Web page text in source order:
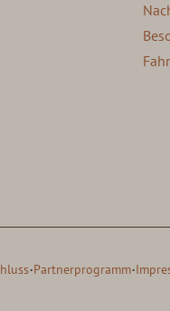
·Partnerprogramm·